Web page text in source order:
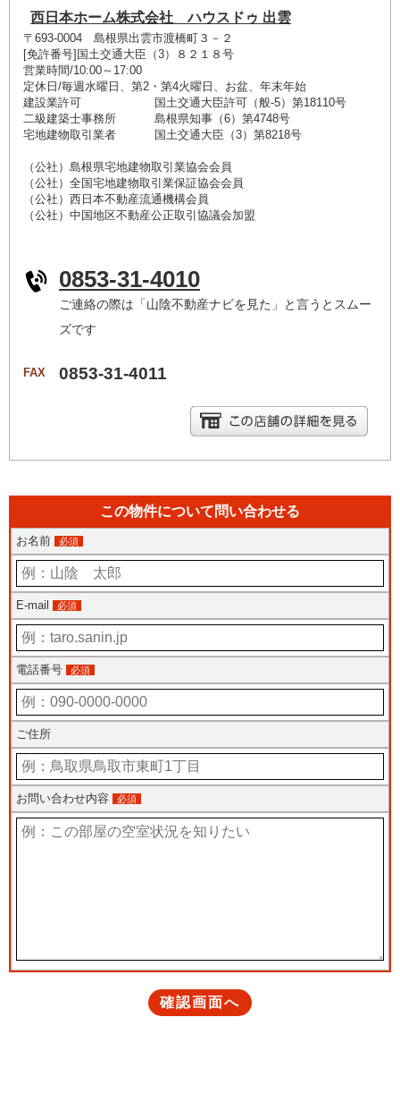
西日本ホーム株式会社 ハウスドゥ 出雲
〒693-0004 島根県出雲市渡橋町３－２
[免許番号]国土交通大臣（3）８２１８号
営業時間/10:00～17:00
定休日/毎週水曜日、第2・第4火曜日、お盆、年末年始
建設業許可 国土交通大臣許可（般-5）第18110号
二級建築士事務所 島根県知事（6）第4748号
宅地建物取引業者 国土交通大臣（3）第8218号
（公社）島根県宅地建物取引業協会会員
（公社）全国宅地建物取引業保証協会会員
（公社）西日本不動産流通機構会員
（公社）中国地区不動産公正取引協議会加盟
0853-31-4010
ご連絡の際は「山陰不動産ナビを見た」と言うとスムー
ズです
FAX 0853-31-4011